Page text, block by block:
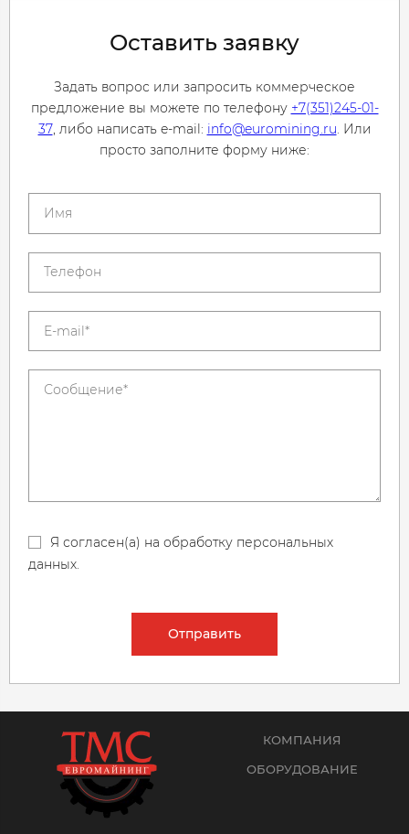
Оставить заявку
Задать вопрос или запросить коммерческое
предложение вы можете по телефону +7(351)245-01-
37, либо написать e-mail: info@euromining.ru. Или
просто заполните форму ниже:
Я согласен(а) на обработку персональных
данных.
Отправить
КОМПАНИЯ
ОБОРУДОВАНИЕ